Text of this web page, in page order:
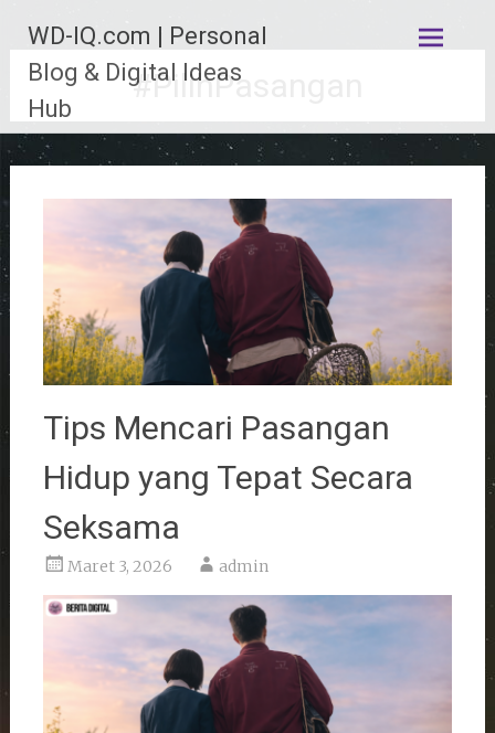
konten
WD-IQ.com | Personal
Blog & Digital Ideas
Hub
#PilihPasangan
Tips Mencari Pasangan
Hidup yang Tepat Secara
Seksama
Maret 3, 2026 admin